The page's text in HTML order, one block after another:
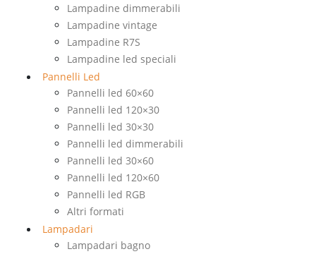
Lampadine dimmerabili
Lampadine vintage
Lampadine R7S
Lampadine led speciali
Pannelli Led
Pannelli led 60×60
Pannelli led 120×30
Pannelli led 30×30
Pannelli led dimmerabili
Pannelli led 30×60
Pannelli led 120×60
Pannelli led RGB
Altri formati
Lampadari
Lampadari bagno